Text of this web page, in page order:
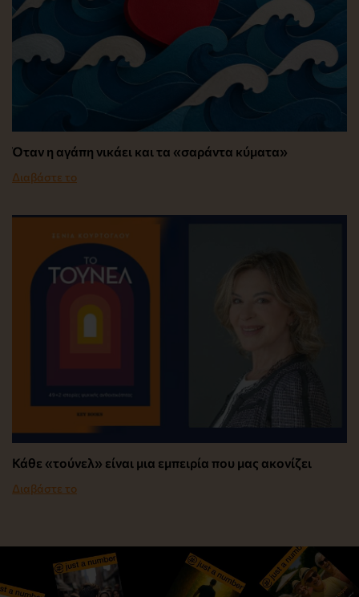
Όταν η αγάπη νικάει και τα «σαράντα κύματα»
Διαβάστε το
Κάθε «τούνελ» είναι μια εμπειρία που μας ακονίζει
Διαβάστε το